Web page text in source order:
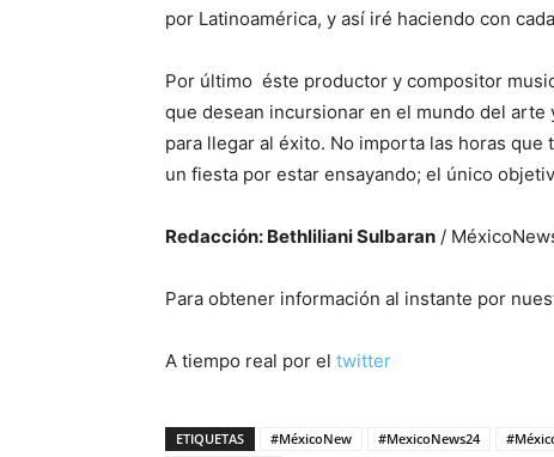
por Latinoamérica, y así iré haciendo con
Por último éste productor y compositor
que desean incursionar en el mundo del arte
para llegar al éxito. No importa las horas
un fiesta por estar ensayando; el único
Redacción: Bethliliani Sulbaran /
Para obtener información al instante por
A tiempo real por el twitter
ETIQUETAS #MéxicoNew #MexicoNews24